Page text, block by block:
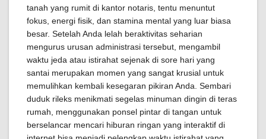
tanah yang rumit di kantor notaris, tentu menuntut
fokus, energi fisik, dan stamina mental yang luar biasa
besar. Setelah Anda lelah beraktivitas seharian
mengurus urusan administrasi tersebut, mengambil
waktu jeda atau istirahat sejenak di sore hari yang
santai merupakan momen yang sangat krusial untuk
memulihkan kembali kesegaran pikiran Anda. Sembari
duduk rileks menikmati segelas minuman dingin di teras
rumah, menggunakan ponsel pintar di tangan untuk
berselancar mencari hiburan ringan yang interaktif di